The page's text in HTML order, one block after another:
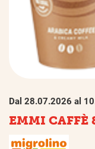
Dal 28.07.2026 al
EMMI CAFFÈ